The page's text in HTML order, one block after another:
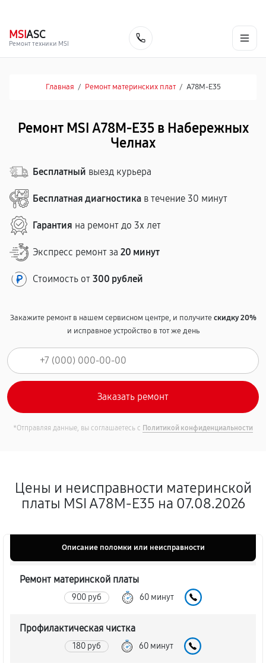
MSIASC
Ремонт техники MSI
Главная / Ремонт материнских плат / A78M-E35
Ремонт MSI A78M-E35 в Набережных
Челнах
Бесплатный выезд курьера
Бесплатная диагностика в течение 30 минут
Гарантия на ремонт до 3х лет
Экспресс ремонт за 20 минут
Стоимость от 300 рублей
Закажите ремонт в нашем сервисном центре, и получитескидку 20%
и исправное устройство в тот же день
*Отправляя данные, вы соглашаетесь с Политикой конфиденциальности
Цены и неисправности материнской
платы MSI A78M-E35 на 07.08.2026
Описание поломки или неисправности
Ремонт материнской платы
900 руб 60 минут
Профилактическая чистка
180 руб 60 минут